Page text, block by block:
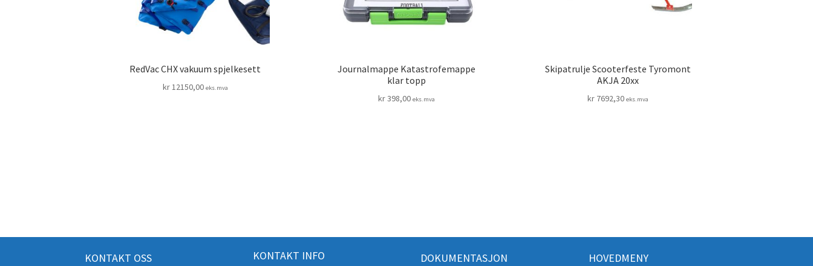
RedVac CHX vakuum spjelkesett
kr12150,00 eks.mva
Journalmappe Katastrofemappe
klar topp
kr398,00 eks.mva
Skipatrulje Scooterfeste Tyromont
AKJA 20xx
kr7692,30 eks.mva
KONTAKT OSS KONTAKT INFO DOKUMENTASJON HOVEDMENY